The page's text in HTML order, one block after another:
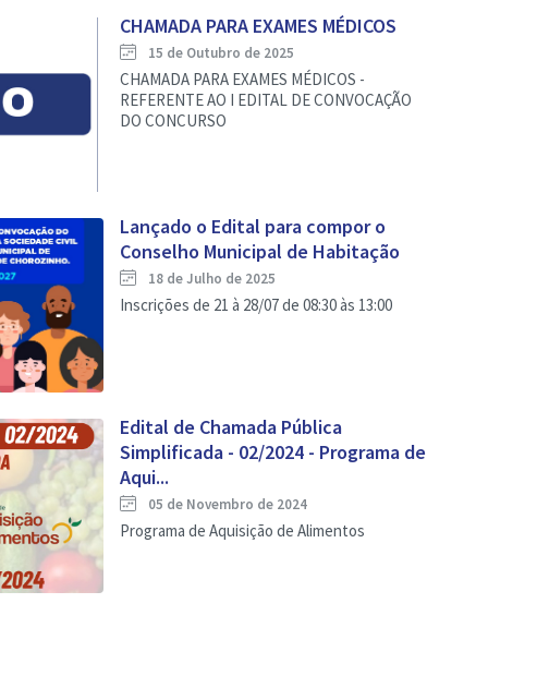
CHAMADA PARA EXAMES MÉDICOS
15 de Outubro de 2025
CHAMADA PARA EXAMES MÉDICOS -
REFERENTE AO I EDITAL DE CONVOCAÇÃO
DO CONCURSO
Lançado o Edital para compor o
Conselho Municipal de Habitação
18 de Julho de 2025
Inscrições de 21 à 28/07 de 08:30 às 13:00
Edital de Chamada Pública
Simplificada - 02/2024 - Programa de
Aqui...
05 de Novembro de 2024
Programa de Aquisição de Alimentos